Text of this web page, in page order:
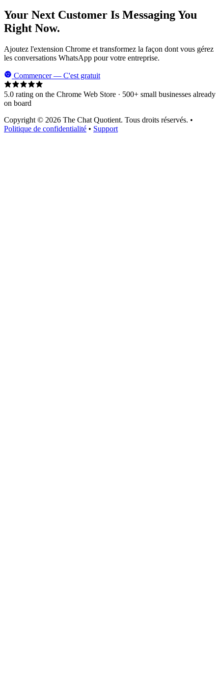
Your Next Customer Is Messaging You
Right Now.
Ajoutez l'extension Chrome et transformez la façon dont vous gérez
les conversations WhatsApp pour votre entreprise.
Commencer — C'est gratuit
5.0 rating on the Chrome Web Store · 500+ small businesses already
on board
Copyright © 2026 The Chat Quotient. Tous droits réservés. •
Politique de confidentialité • Support